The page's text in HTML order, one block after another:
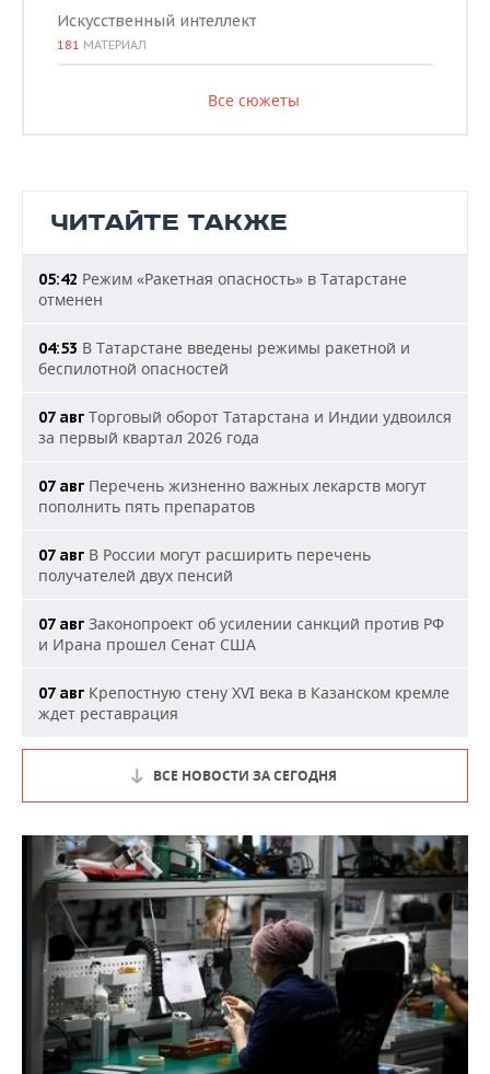
Искусственный интеллект
181 МАТЕРИАЛ
Все сюжеты
ЧИТАЙТЕ ТАКЖЕ
05:42 Режим «Ракетная опасность» в Татарстане
отменен
04:53 В Татарстане введены режимы ракетной и
беспилотной опасностей
07 авг Торговый оборот Татарстана и Индии удвоился
за первый квартал 2026 года
07 авг Перечень жизненно важных лекарств могут
пополнить пять препаратов
07 авг В России могут расширить перечень
получателей двух пенсий
07 авг Законопроект об усилении санкций против РФ
и Ирана прошел Сенат США
07 авг Крепостную стену XVI века в Казанском кремле
ждет реставрация
ВСЕ НОВОСТИ ЗА СЕГОДНЯ